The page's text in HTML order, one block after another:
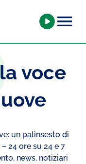
voce
un palinsesto di
24 ore su 24 e 7
news, notiziari